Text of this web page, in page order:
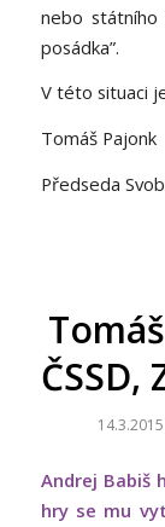
nebo státního
posádka”.
V této situaci
Tomáš Pajonk
Předseda
14.3.2015
Andrej Babiš
hry se mu